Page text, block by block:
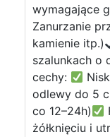
wymagające
Zanurzanie
kamienie itp.)
szalunkach o
cechy:
odlewy do 5
co 12–24h)
żółknięciu i